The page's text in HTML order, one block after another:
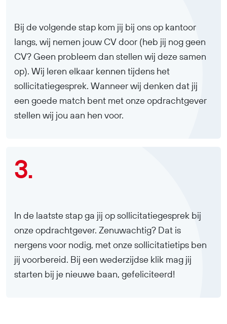
Bij de volgende stap kom jij bij ons op kantoor
langs, wij nemen jouw CV door (heb jij nog geen
CV? Geen probleem dan stellen wij deze samen
op). Wij leren elkaar kennen tijdens het
sollicitatiegesprek. Wanneer wij denken dat jij
een goede match bent met onze opdrachtgever
stellen wij jou aan hen voor.
3.
In de laatste stap ga jij op sollicitatiegesprek bij
onze opdrachtgever. Zenuwachtig? Dat is
nergens voor nodig, met onze sollicitatietips ben
jij voorbereid. Bij een wederzijdse klik mag jij
starten bij je nieuwe baan, gefeliciteerd!